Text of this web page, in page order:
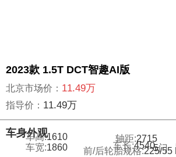
2023款 1.5T DCT智趣AI版
北京市场价： 11.49万
指导价： 11.49万
车身外观
车长:4540
车宽:1860 5门
车高:1610 轴距:2715
前/后轮胎规格:225/55